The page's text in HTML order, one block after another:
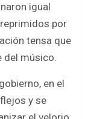
igual
por
tensa que
del músico.
en el
y se